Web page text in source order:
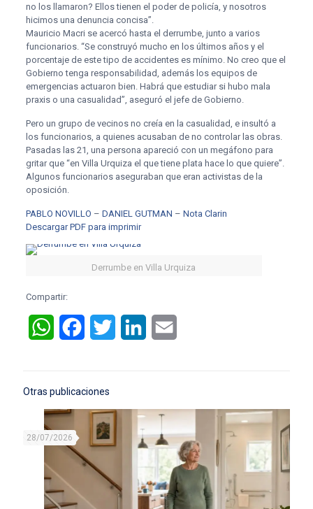
no los llamaron? Ellos tienen el poder de policía, y nosotros
hicimos una denuncia concisa”.
Mauricio Macri se acercó hasta el derrumbe, junto a varios
funcionarios. “Se construyó mucho en los últimos años y el
porcentaje de este tipo de accidentes es mínimo. No creo que el
Gobierno tenga responsabilidad, además los equipos de
emergencias actuaron bien. Habrá que estudiar si hubo mala
praxis o una casualidad”, aseguró el jefe de Gobierno.
Pero un grupo de vecinos no creía en la casualidad, e insultó a
los funcionarios, a quienes acusaban de no controlar las obras.
Pasadas las 21, una persona apareció con un megáfono para
gritar que “en Villa Urquiza el que tiene plata hace lo que quiere”.
Algunos funcionarios aseguraban que eran activistas de la
oposición.
PABLO NOVILLO – DANIEL GUTMAN – Nota Clarin
Descargar PDF para imprimir
Derrumbe en Villa Urquiza
Compartir:
WhatsAppFacebookTwitter LinkedIn
Otras publicaciones
28/07/2026